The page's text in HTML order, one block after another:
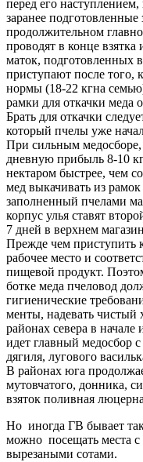
перед его
заранее
продолжительном
проводят в конце
маток, подготовленных
при­ступают после того,
нормы (18-22 кгна
рамки для откачки меда
Брать для откачки
который пчелы уже
При сильным медосборе,
дневную прибыль 8-10
нектаром быстрее, чем
мед выкачивать из
заполненный пчелами
корпус улья ставят
7 дней в верхнем
Прежде чем приступить
рабочее место и
пищевой продукт.
ботке меда пчеловод
гигиенические
менты, надевать чистый
районах севера в
идет главный медосбор
дягиля, лугового
В районах юга
мутовчатого, донника,
взяток поливная
Но иногда ГВ бывает
можно посещать места с
вырезаными сотами.